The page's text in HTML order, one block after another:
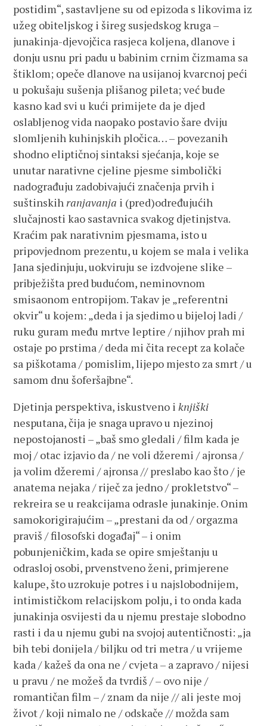
postidim“, sastavljene su od epizoda s likovima iz
užeg obiteljskog i šireg susjedskog kruga –
junakinja-djevojčica rasjeca koljena, dlanove i
donju usnu pri padu u babinim crnim čizmama sa
štiklom; opeče dlanove na usijanoj kvarcnoj peći
u pokušaju sušenja plišanog pileta; već bude
kasno kad svi u kući primijete da je djed
oslabljenog vida naopako postavio šare dviju
slomljenih kuhinjskih pločica… – povezanih
shodno eliptičnoj sintaksi sjećanja, koje se
unutar narativne cjeline pjesme simbolički
nadograđuju zadobivajući značenja prvih i
suštinskih ranjavanja i (pred)određujućih
slučajnosti kao sastavnica svakog djetinjstva.
Kraćim pak narativnim pjesmama, isto u
pripovjednom prezentu, u kojem se mala i velika
Jana sjedinjuju, uokviruju se izdvojene slike –
pribježišta pred budućom, neminovnom
smisaonom entropijom. Takav je „referentni
okvir“ u kojem: „deda i ja sjedimo u bijeloj ladi /
ruku guram među mrtve leptire / njihov prah mi
ostaje po prstima / deda mi čita recept za kolače
sa piškotama / pomislim, lijepo mjesto za smrt / u
samom dnu šoferšajbne“.
Djetinja perspektiva, iskustveno iknjiški
nesputana, čija je snaga upravo u njezinoj
nepostojanosti – „baš smo gledali / film kada je
moj / otac izjavio da / ne voli džeremi / ajronsa /
ja volim džeremi / ajronsa // preslabo kao što / je
anatema nejaka / riječ za jedno / prokletstvo“ –
rekreira se u reakcijama odrasle junakinje. Onim
samokorigirajućim – „prestani da od / orgazma
praviš / filosofski događaj“ – i onim
pobunjeničkim, kada se opire smještanju u
odrasloj osobi, prvenstveno ženi, primjerene
kalupe, što uzrokuje potres i u najslobodnijem,
intimističkom relacijskom polju, i to onda kada
junakinja osvijesti da u njemu prestaje slobodno
rasti i da u njemu gubi na svojoj autentičnosti: „ja
bih tebi donijela / biljku od tri metra / u vrijeme
kada / kažeš da ona ne / cvjeta – a zapravo / nijesi
u pravu / ne možeš da tvrdiš / – ovo nije /
romantičan film – / znam da nije // ali jeste moj
život / koji nimalo ne / odskače // možda sam